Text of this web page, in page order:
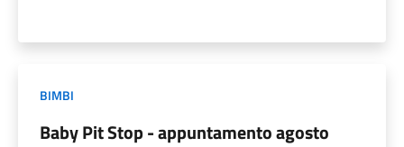
BIMBI
Baby Pit Stop - appuntamento agosto